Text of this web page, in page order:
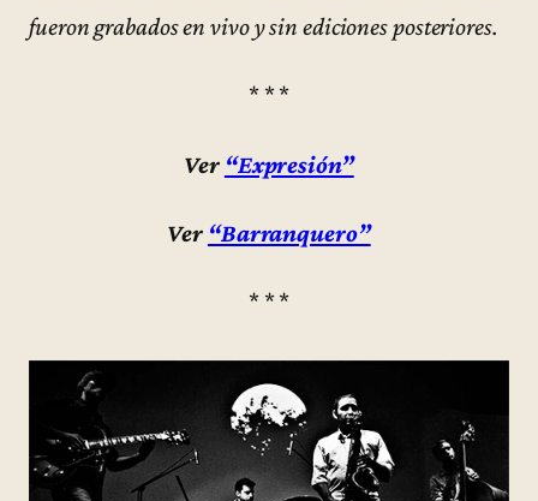
fueron grabados en vivo y sin ediciones posteriores.
* * *
Ver “Expresión”
Ver “Barranquero”
* * *